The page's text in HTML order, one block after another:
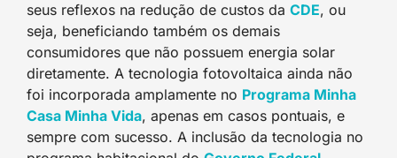
seus reflexos na redução de custos da CDE, ou
seja, beneficiando também os demais
consumidores que não possuem energia solar
diretamente. A tecnologia fotovoltaica ainda não
foi incorporada amplamente no Programa Minha
Casa Minha Vida, apenas em casos pontuais, e
sempre com sucesso. A inclusão da tecnologia no